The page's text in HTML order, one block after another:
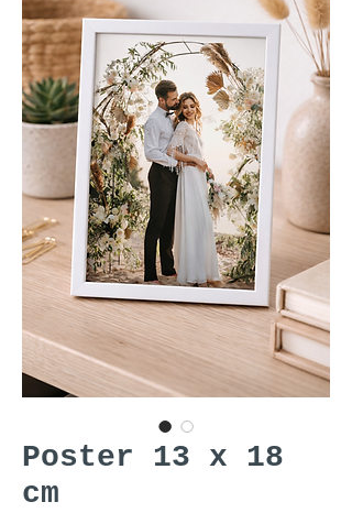
Poster 13 x 18
cm